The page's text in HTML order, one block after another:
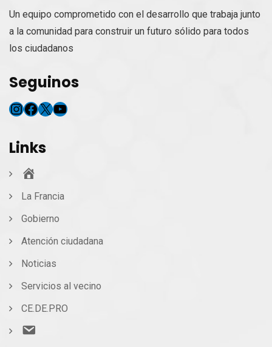
Un equipo comprometido con el desarrollo que trabaja junto
a la comunidad para construir un futuro sólido para todos
los ciudadanos
Seguinos
Instagram
Facebook
X YouTube
Links
La Francia
Gobierno
Atención ciudadana
Noticias
Servicios al vecino
CE.DE.PRO